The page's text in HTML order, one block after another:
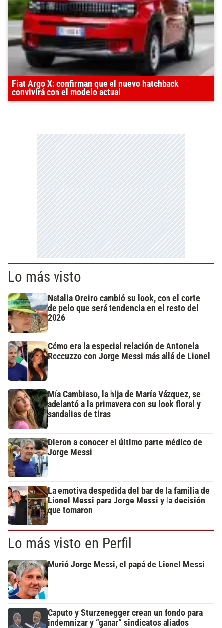
Fiat Argo X: confirman que el nuevo hatchback
convivirá con el modelo actual
Lo más visto
Natalia Oreiro cambió su look, con el corte
de pelo que será tendencia en el resto del
2026
Cómo era la especial relación de Antonela
Roccuzzo con Jorge Messi más allá de Lionel
Mía Cambiaso, la hija de María Vázquez, se
adelantó a la primavera con su look floral y
sandalias de tiras
Dieron a conocer el último parte médico de
Jorge Messi
La emotiva despedida del bar de la familia de
Lionel Messi para Jorge Messi y la decisión
que tomaron
Lo más visto en Perfil
Murió Jorge Messi, el papá de Lionel Messi
Caputo y Sturzenegger crean un fondo para
indemnizar y “ganar” sindicatos aliados